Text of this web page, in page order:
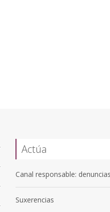
Actúa
Canal responsable:
Suxerencias